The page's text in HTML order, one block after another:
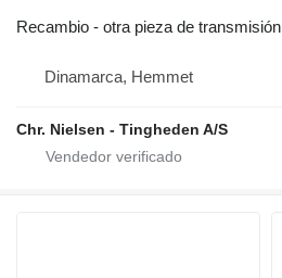
Recambio - otra pieza de transmisión
Dinamarca, Hemmet
Chr. Nielsen - Tingheden A/S